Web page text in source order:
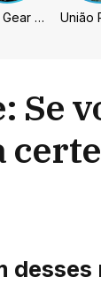
Metal Gear Solid: Master Collection 2 terá legendas e menus em portugues